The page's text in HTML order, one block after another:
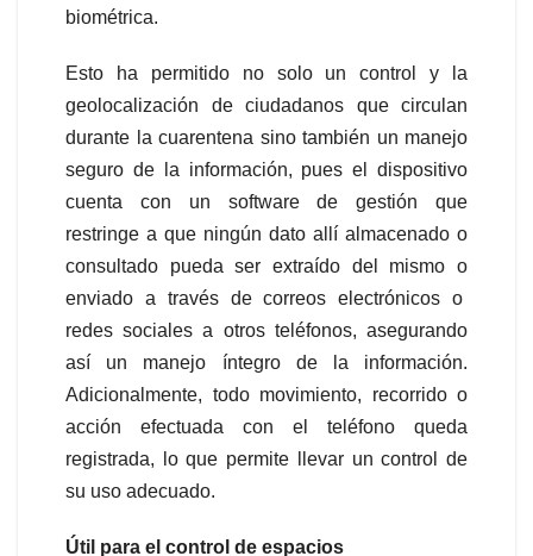
biométrica.
Esto ha permitido no solo un control y la
geolocalización de ciudadanos que circulan
durante la cuarentena sino también un manejo
seguro de la información, pues el dispositivo
cuenta con un software de gestión que
restringe a que ningún dato allí almacenado o
consultado pueda ser extraído del mismo o
enviado a través de correos electrónicos o
redes sociales a otros teléfonos, asegurando
así un manejo íntegro de la información.
Adicionalmente, todo movimiento, recorrido o
acción efectuada con el teléfono queda
registrada, lo que permite llevar un control de
su uso adecuado.
Útil para el control de espacios